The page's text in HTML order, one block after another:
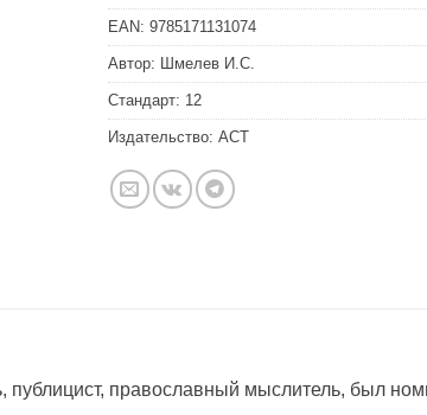
EAN: 9785171131074
Автор: Шмелев И.С.
Стандарт: 12
Издательство: АСТ
православный мыслитель, был